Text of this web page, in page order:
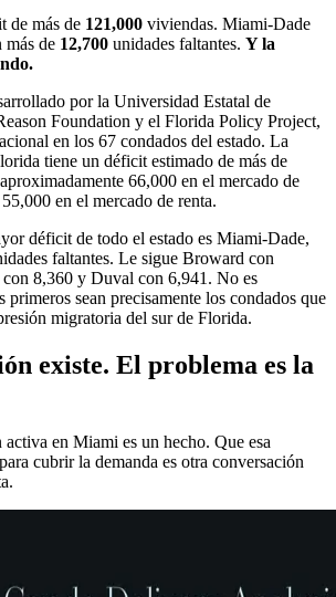
de más de 121,000 viviendas. Miami-Dade
más de 12,700 unidades faltantes. Y la
por la Universidad Estatal de
Foundation y el Florida Policy Project,
en los 67 condados del estado. La
tiene un déficit estimado de más de
66,000 en el mercado de
en el mercado de renta.
déficit de todo el estado es Miami-Dade,
faltantes. Le sigue Broward con
8,360 y Duval con 6,941. No es
primeros sean precisamente los condados que
migratoria del sur de Florida.
existe. El problema es la
en Miami es un hecho. Que esa
cubrir la demanda es otra conversación